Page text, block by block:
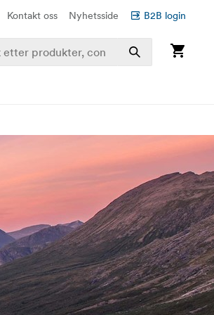
Kontakt oss Nyhetsside B2B login